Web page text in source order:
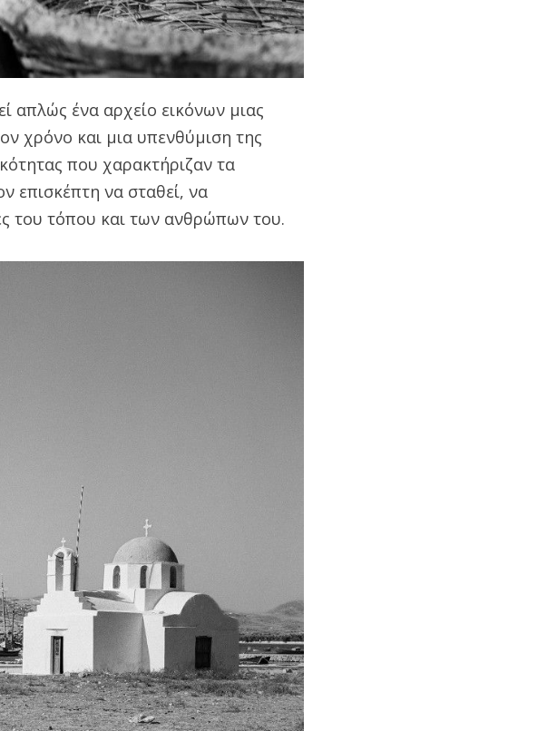
απλώς ένα αρχείο εικόνων μιας
χρόνο και μια υπενθύμιση της
που χαρακτήριζαν τα
επισκέπτη να σταθεί, να
του τόπου και των ανθρώπων του.